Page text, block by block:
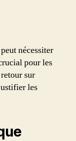
nécessiter
pour les
sur
les